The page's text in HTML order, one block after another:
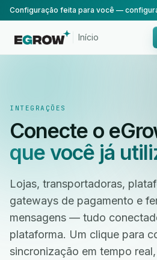
Início
INTEGRAÇÕES
Conecte o
que você já
Lojas, transportadoras,
gateways de pagamento e
mensagens — tudo
plataforma. Um clique para
sincronização em tempo